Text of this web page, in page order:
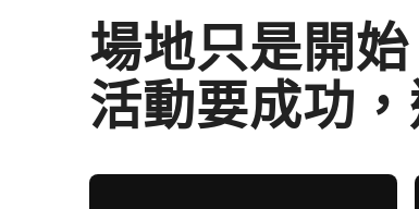
場地只是開始
活動要成功